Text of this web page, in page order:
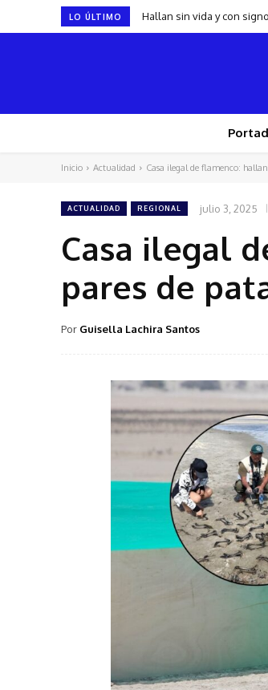
LO ÚLTIMO Hallan sin vida y con
Inicio Actualidad Casa ilegal de flamenco:
ACTUALIDAD REGIONAL julio 3, 2025
Casa ilegal
pares de
Por Guisella Lachira Santos